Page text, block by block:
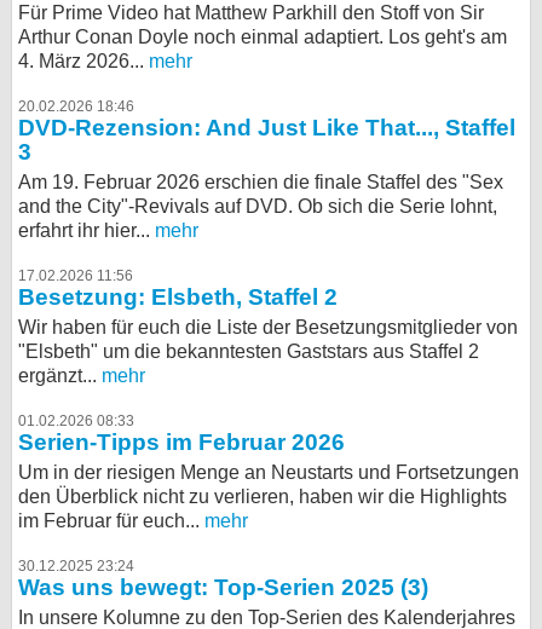
Für Prime Video hat Matthew Parkhill den Stoff von Sir
Arthur Conan Doyle noch einmal adaptiert. Los geht's am
4. März 2026... mehr
20.02.2026 18:46
DVD-Rezension: And Just Like That..., Staffel
3
Am 19. Februar 2026 erschien die finale Staffel des "Sex
and the City"-Revivals auf DVD. Ob sich die Serie lohnt,
erfahrt ihr hier... mehr
17.02.2026 11:56
Besetzung: Elsbeth, Staffel 2
Wir haben für euch die Liste der Besetzungsmitglieder von
"Elsbeth" um die bekanntesten Gaststars aus Staffel 2
ergänzt... mehr
01.02.2026 08:33
Serien-Tipps im Februar 2026
Um in der riesigen Menge an Neustarts und Fortsetzungen
den Überblick nicht zu verlieren, haben wir die Highlights
im Februar für euch... mehr
30.12.2025 23:24
Was uns bewegt: Top-Serien 2025 (3)
In unsere Kolumne zu den Top-Serien des Kalenderjahres